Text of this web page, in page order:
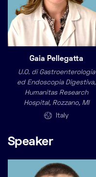
Gaia Pellegatta
U.O. di Gastroenterologia
ed Endoscopia Digestiva,
Humanitas Research
Hospital, Rozzano, MI
Italy
Speaker